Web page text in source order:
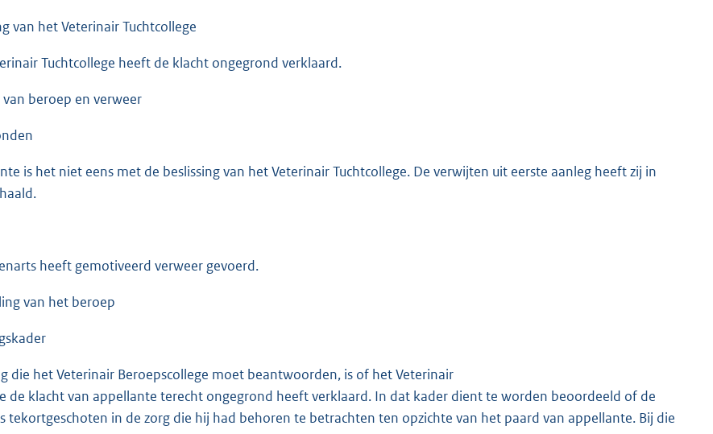
van het Veterinair Tuchtcollege
Tuchtcollege heeft de klacht ongegrond verklaard.
beroep en verweer
is het niet eens met de beslissing van het Veterinair Tuchtcollege. De verwijten uit eerste aanleg heeft zij in
heeft gemotiveerd verweer gevoerd.
van het beroep
die het Veterinair Beroepscollege moet beantwoorden, is of het Veterinair
de klacht van appellante terecht ongegrond heeft verklaard. In dat kader dient te worden beoordeeld of de
tekortgeschoten in de zorg die hij had behoren te betrachten ten opzichte van het paard van appellante. Bij die